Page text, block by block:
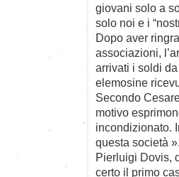
giovani solo a
solo noi e i
Dopo aver
associazioni,
arrivati i soldi
elemosine
Secondo
motivo
incondizionato.
questa società
Pierluigi Dovis,
certo il primo